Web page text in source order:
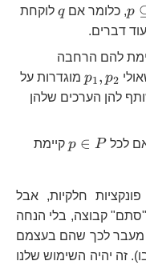
q p, כלומר אםqלוקחת
p
דברים.
להם הרחבה
p1, p2
מוגדרות על
להן הערכים שלהן
לכל p ∈ P
קיימת
חלקיות, אבל
קבוצה, בלי הנחה
מעבר לכך שהם בעצמם
זה יהיה השימוש שלנו